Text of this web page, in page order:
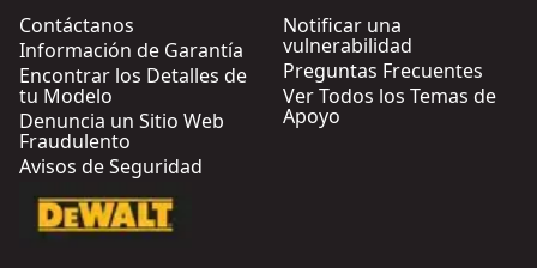
Contáctanos
Información de Garantía
Encontrar los Detalles de
tu Modelo
Denuncia un Sitio Web
Fraudulento
Avisos de Seguridad
Notificar una
vulnerabilidad
Preguntas Frecuentes
Ver Todos los Temas de
Apoyo